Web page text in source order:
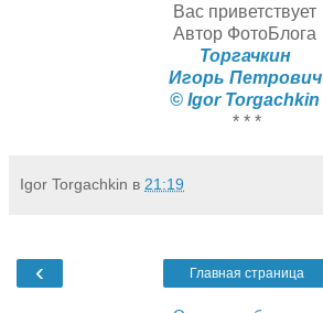
Вас приветствует
Автор ФотоБлога
Торгачкин
Игорь Петрович
© Igor Torgachkin
* * *
Igor Torgachkin в 21:19
‹ Главная страница